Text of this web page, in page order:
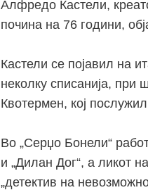
Алфредо Кастели,
почина на 76 години,
Кастели се појавил на
неколку списанија,
Квотермен, кој
Во „Серџо Бонели“
и „Дилан Дог“, а ликот
„детектив на